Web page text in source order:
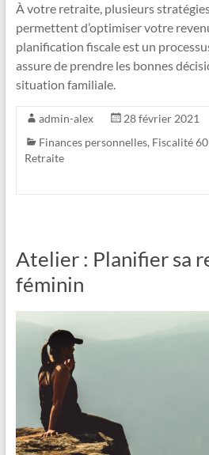
À votre retraite, plusieurs
permettent d’optimiser votre
planification fiscale est un
assure de prendre les bonnes
situation familiale.
admin-alex
28 février 2021
Finances personnelles, Fiscalité
Retraite
Atelier : Planifier sa
féminin